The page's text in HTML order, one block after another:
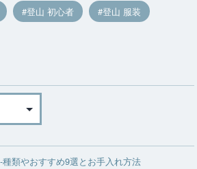
登山 初心者 登山 服装
類やおすすめ9選とお手入れ方法